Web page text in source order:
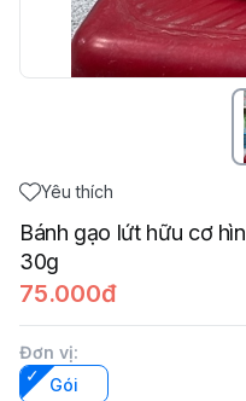
Yêu thích
Bánh gạo lứt hữu cơ
30g
75.000đ
Đơn vị:
Gói